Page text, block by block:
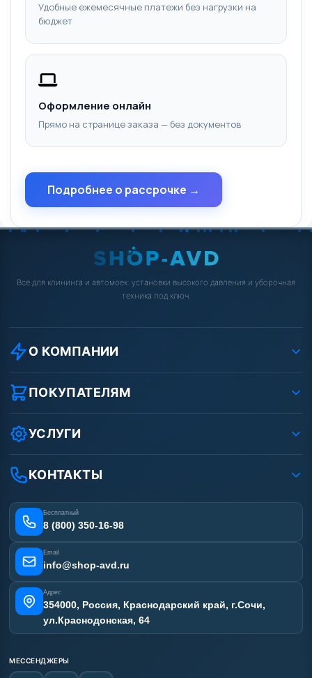
Удобные ежемесячные платежи без нагрузки на
бюджет
Оформление онлайн
Прямо на странице заказа — без документов
Подробнее о рассрочке →
Всё для клининга и автомоек: установки высокого давления и уборочная
техника под ключ.
О КОМПАНИИ
О компании
Реквизиты ООО «Шоп АВД»
Защита данных клиента
Условия соглашения
Вакансии
Статьи
ПОКУПАТЕЛЯМ
Как заказать?
Оплата
Доставка
Лизинг
Получить скидку
УСЛУГИ
Ремонт АВД
Сертификаты
Наши работы
Отзывы наших клиентов
Карта сайта
КОНТАКТЫ
Бесплатный
8 (800) 350-16-98
Email
info@shop-avd.ru
Адрес
354000, Россия, Краснодарский край, г.Сочи,
ул.Краснодонская, 64
МЕССЕНДЖЕРЫ